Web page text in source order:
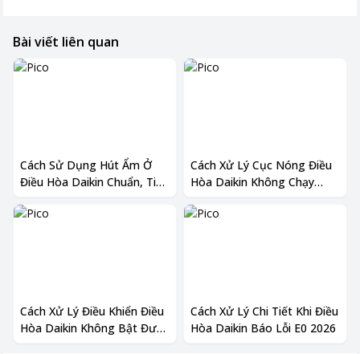
Bài viết liên quan
Cách Sử Dụng Hút Ẩm Ở
Điều Hòa Daikin Chuẩn, Tiết
Cách Xử Lý Cục Nóng Điều
Hòa Daikin Không Chạy
Cách Xử Lý Điều Khiển Điều
Hòa Daikin Không Bật Được
Cách Xử Lý Chi Tiết Khi Điều
Hòa Daikin Báo Lỗi E0 2026